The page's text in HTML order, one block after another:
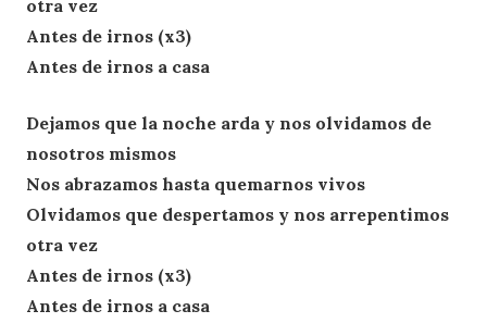
otra vez
Antes de irnos (x3)
Antes de irnos a casa
Dejamos que la noche arda y nos olvidamos de
nosotros mismos
Nos abrazamos hasta quemarnos vivos
Olvidamos que despertamos y nos arrepentimos
otra vez
Antes de irnos (x3)
Antes de irnos a casa